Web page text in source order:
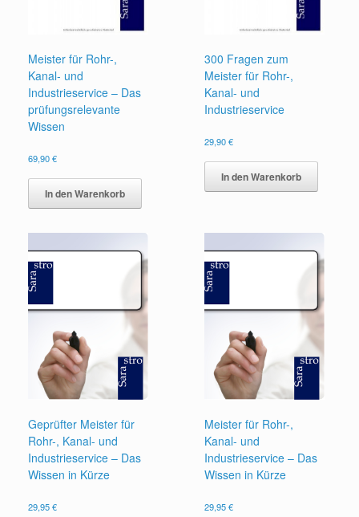
Meister für Rohr-,
Kanal- und
Industrieservice – Das
prüfungsrelevante
Wissen
69,90€
In den Warenkorb
300 Fragen zum
Meister für Rohr-,
Kanal- und
Industrieservice
29,90€
In den Warenkorb
Geprüfter Meister für
Rohr-, Kanal- und
Industrieservice – Das
Wissen in Kürze
29,95€
Meister für Rohr-,
Kanal- und
Industrieservice – Das
Wissen in Kürze
29,95€